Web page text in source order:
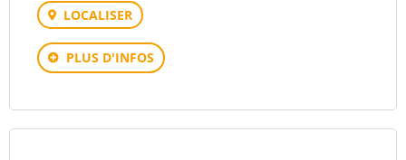
LOCALISER
PLUS D'INFOS